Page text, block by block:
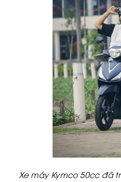
Xe máy Kymco 50cc đã